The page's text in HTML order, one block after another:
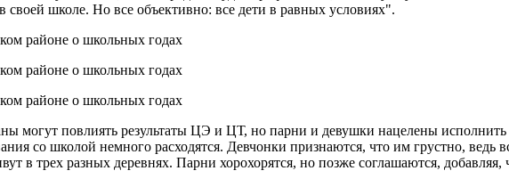
школе. Но все объективно: все дети в равных условиях".
могут повлиять результаты ЦЭ и ЦТ, но парни и девушки нацелены
со школой немного расходятся. Девчонки признаются, что им грустно, ведь
в трех разных деревнях. Парни хорохорятся, но позже соглашаются,